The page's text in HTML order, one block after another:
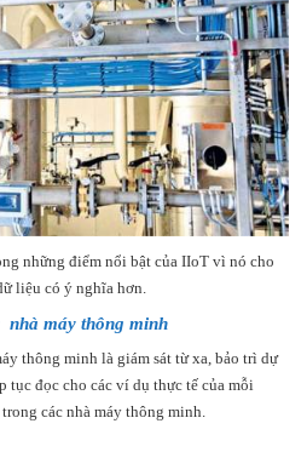
những điểm nổi bật của IIoT vì nó cho
liệu có ý nghĩa hơn.
nhà máy thông minh
thông minh là giám sát từ xa, bảo trì dự
tục đọc cho các ví dụ thực tế của mỗi
các nhà máy thông minh.